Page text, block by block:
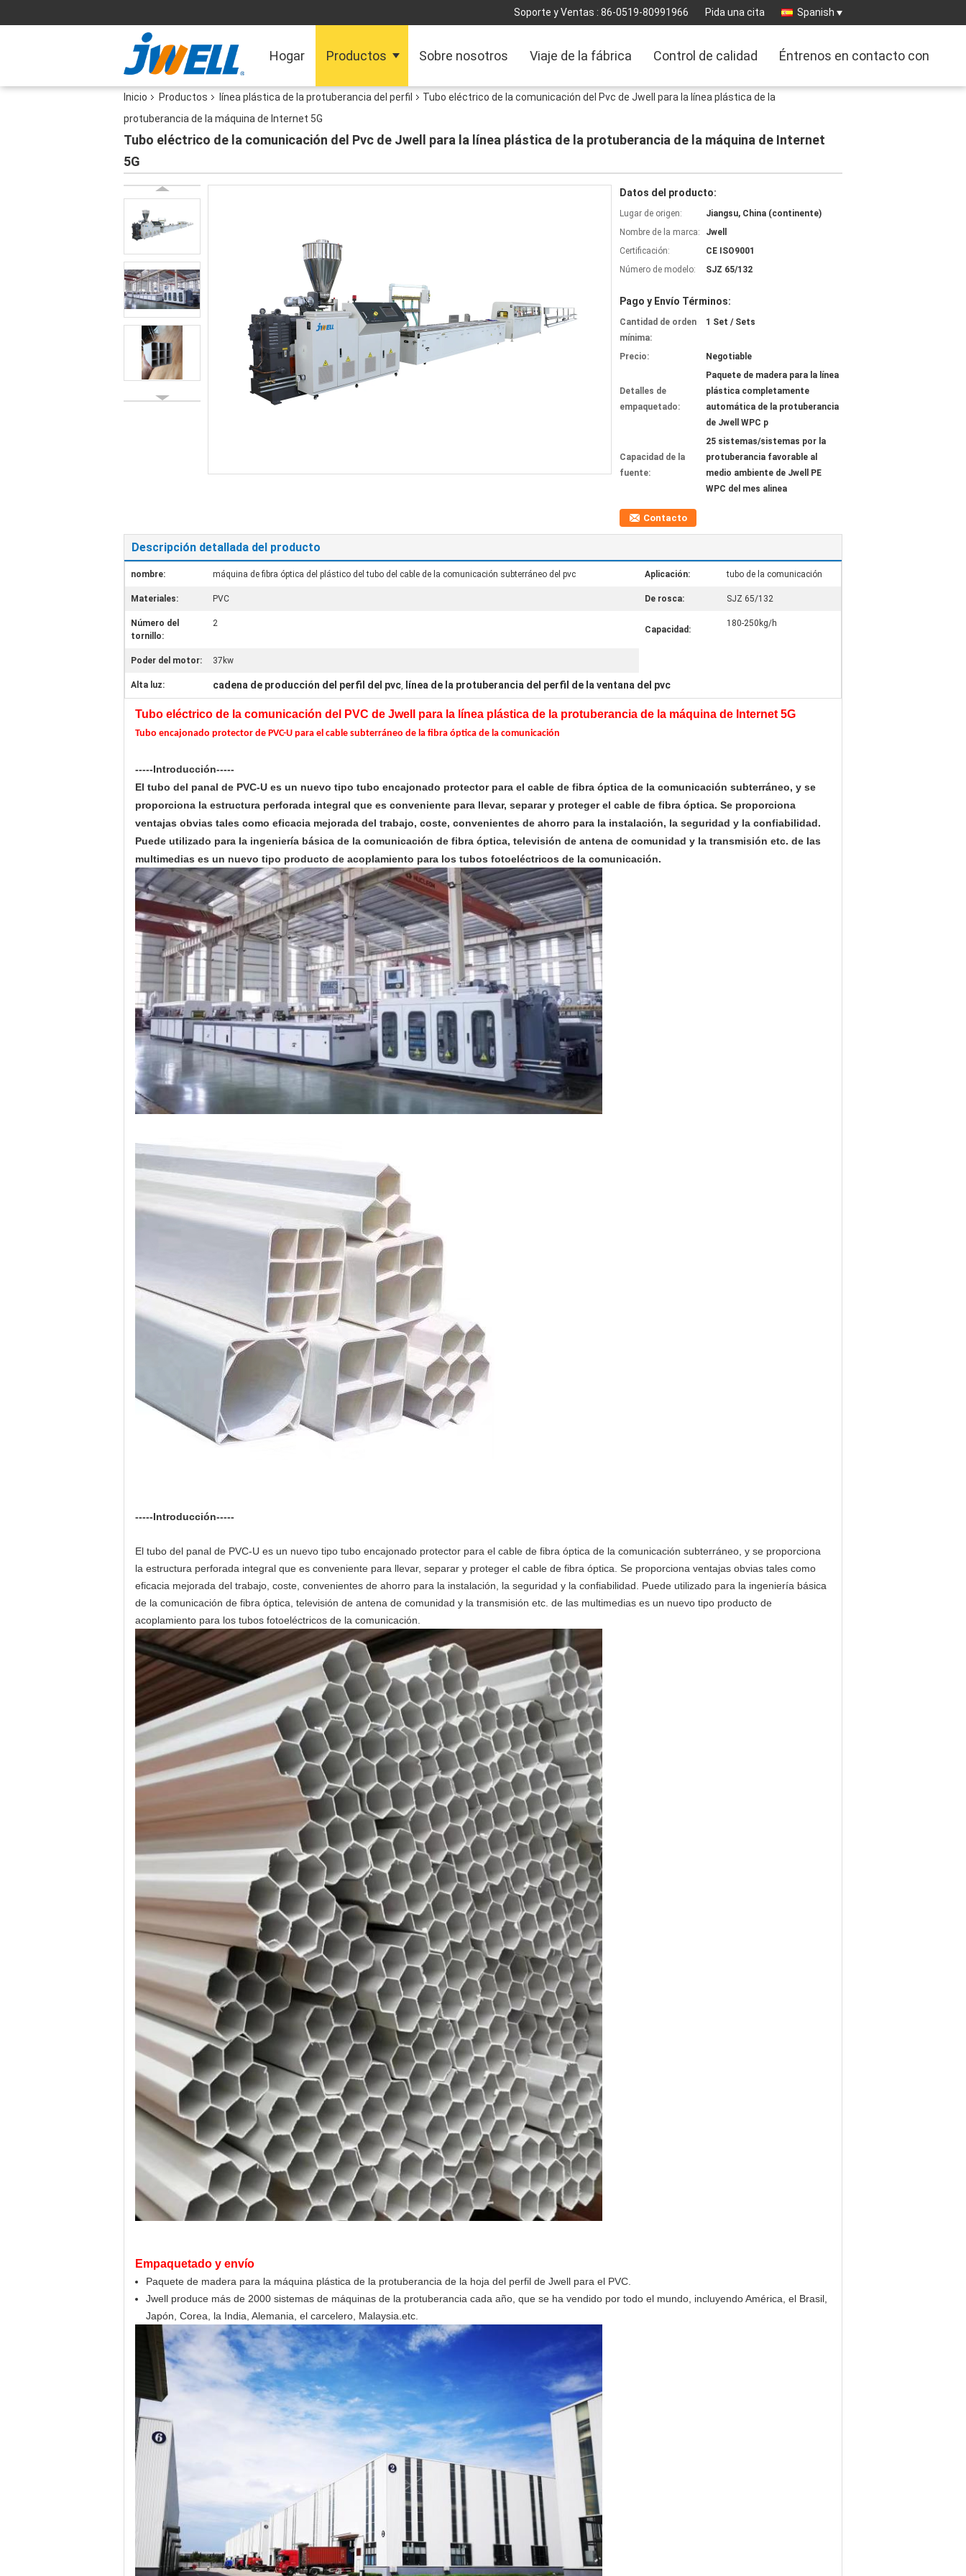
Soporte y Ventas : 86-0519-80991966 Pida una cita Spanish
Hogar Productos Sobre nosotros Viaje de la fábrica Control de calidad Éntrenos en contacto con
Inicio Productos línea plástica de la protuberancia del perfil
Tubo eléctrico de la comunicación del Pvc de Jwell para la línea plástica de la
protuberancia de la máquina de Internet 5G
Tubo eléctrico de la comunicación del Pvc de Jwell para la línea plástica de la protuberancia de la máquina de Internet
5G
Datos del producto:
Lugar de origen:
Jiangsu, China (continente)
Nombre de la marca:
Jwell
Certificación:
CE ISO9001
Número de modelo:
SJZ 65/132
Pago y Envío Términos:
Cantidad de orden
mínima:
1 Set / Sets
Precio: Negotiable
Detalles de
empaquetado:
Paquete de madera para la línea
plástica completamente
automática de la protuberancia
de Jwell WPC p
Capacidad de la
fuente:
25 sistemas/sistemas por la
protuberancia favorable al
medio ambiente de Jwell PE
WPC del mes alinea
Contacto
Descripción detallada del producto
nombre: máquina de fibra óptica del plástico del tubo del cable de la comunicación subterráneo del pvc Aplicación: tubo de la comunicación
Materiales: PVC De rosca: SJZ 65/132
Número del
tornillo:
2
Capacidad:
180-250kg/h
Poder del motor: 37kw
Alta luz: cadena de producción del perfil del pvc, línea de la protuberancia del perfil de la ventana del pvc
Tubo eléctrico de la comunicación del PVC de Jwell para la línea plástica de la protuberancia de la máquina de Internet 5G
Tubo encajonado protector de PVC-U para el cable subterráneo de la fibra óptica de la comunicación
-----Introducción-----
El tubo del panal de PVC-U es un nuevo tipo tubo encajonado protector para el cable de fibra óptica de la comunicación subterráneo, y se
proporciona la estructura perforada integral que es conveniente para llevar, separar y proteger el cable de fibra óptica. Se proporciona
ventajas obvias tales como eficacia mejorada del trabajo, coste, convenientes de ahorro para la instalación, la seguridad y la confiabilidad.
Puede utilizado para la ingeniería básica de la comunicación de fibra óptica, televisión de antena de comunidad y la transmisión etc. de las
multimedias es un nuevo tipo producto de acoplamiento para los tubos fotoeléctricos de la comunicación.
-----Introducción-----
El tubo del panal de PVC-U es un nuevo tipo tubo encajonado protector para el cable de fibra óptica de la comunicación subterráneo, y se proporciona
la estructura perforada integral que es conveniente para llevar, separar y proteger el cable de fibra óptica. Se proporciona ventajas obvias tales como
eficacia mejorada del trabajo, coste, convenientes de ahorro para la instalación, la seguridad y la confiabilidad. Puede utilizado para la ingeniería básica
de la comunicación de fibra óptica, televisión de antena de comunidad y la transmisión etc. de las multimedias es un nuevo tipo producto de
acoplamiento para los tubos fotoeléctricos de la comunicación.
Empaquetado y envío
Paquete de madera para la máquina plástica de la protuberancia de la hoja del perfil de Jwell para el PVC.
Jwell produce más de 2000 sistemas de máquinas de la protuberancia cada año, que se ha vendido por todo el mundo, incluyendo América, el Brasil,
Japón, Corea, la India, Alemania, el carcelero, Malaysia.etc.